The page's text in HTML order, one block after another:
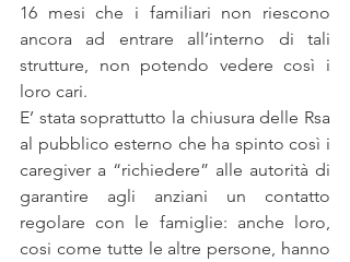
16 mesi che i familiari non riescono
ancora ad entrare all’interno di tali
strutture, non potendo vedere così i
loro cari.
E’ stata soprattutto la chiusura delle Rsa
al pubblico esterno che ha spinto così i
caregiver a “richiedere” alle autorità di
garantire agli anziani un contatto
regolare con le famiglie: anche loro,
cosi come tutte le altre persone, hanno